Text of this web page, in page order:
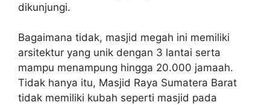
dikunjungi.
Bagaimana tidak, masjid megah ini memiliki
arsitektur yang unik dengan 3 lantai serta
mampu menampung hingga 20.000 jamaah.
Tidak hanya itu, Masjid Raya Sumatera Barat
tidak memiliki kubah seperti masjid pada